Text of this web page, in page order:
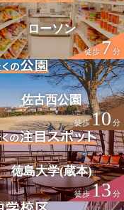
ローソン
徒歩7分
佐古西公園
徒歩10 分
徳島大学(蔵本)
徒歩13分